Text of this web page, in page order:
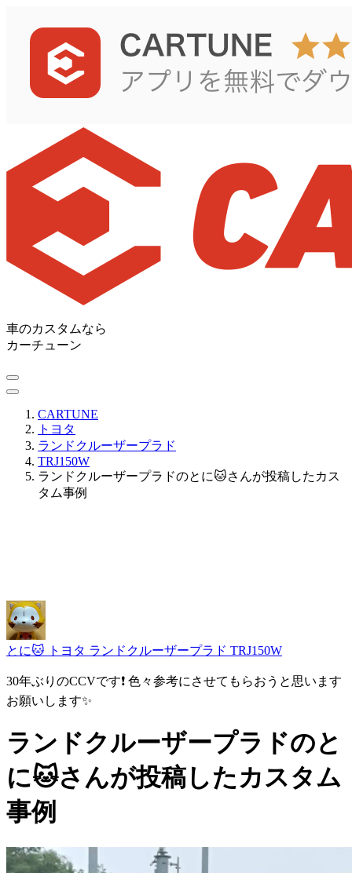
車のカスタムなら
カーチューン
CARTUNE
トヨタ
ランドクルーザープラド
TRJ150W
ランドクルーザープラドのとに🐱さんが投稿したカス
タム事例
とに🐱 トヨタ ランドクルーザープラド TRJ150W
30年ぶりのCCVです❗️ 色々参考にさせてもらおうと思います
お願いします✨
ランドクルーザープラドのと
に🐱さんが投稿したカスタム
事例